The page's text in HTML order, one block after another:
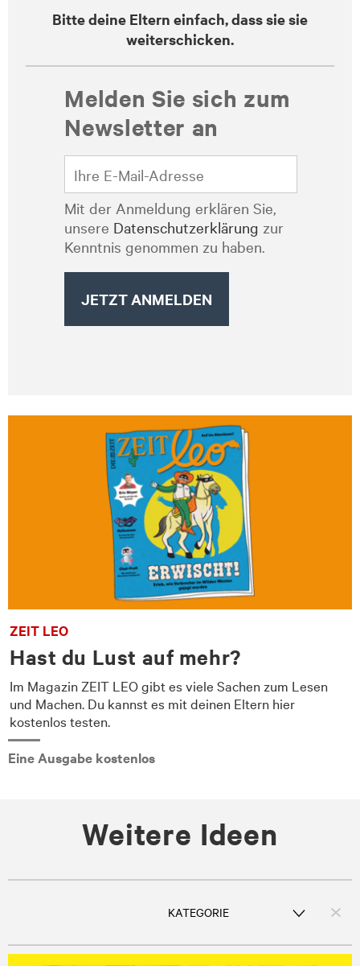
Bitte deine Eltern einfach, dass sie sie
weiterschicken.
Melden Sie sich zum
Newsletter an
Mit der Anmeldung erklären Sie,
unsere Datenschutzerklärung zur
Kenntnis genommen zu haben.
ZEIT LEO
Hast du Lust auf mehr?
Im Magazin ZEIT LEO gibt es viele Sachen zum Lesen
und Machen. Du kannst es mit deinen Eltern hier
kostenlos testen.
Eine Ausgabe kostenlos
Weitere Ideen